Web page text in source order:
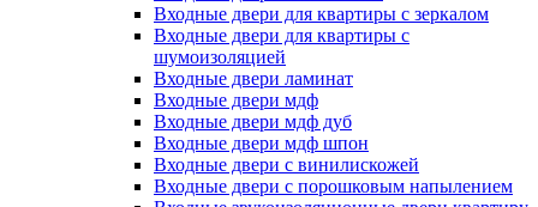
Входные двери для квартиры с зеркалом
Входные двери для квартиры с
шумоизоляцией
Входные двери ламинат
Входные двери мдф
Входные двери мдф дуб
Входные двери мдф шпон
Входные двери с винилискожей
Входные двери с порошковым напылением